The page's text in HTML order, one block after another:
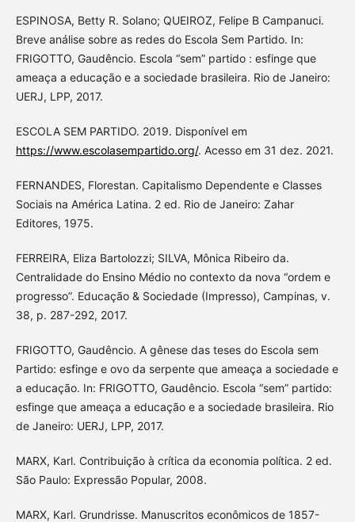
ESPINOSA, Betty R. Solano; QUEIROZ, Felipe B Campanuci.
Breve análise sobre as redes do Escola Sem Partido. In:
FRIGOTTO, Gaudêncio. Escola “sem” partido : esfinge que
ameaça a educação e a sociedade brasileira. Rio de Janeiro:
UERJ, LPP, 2017.
ESCOLA SEM PARTIDO. 2019. Disponível em
https://www.escolasempartido.org/. Acesso em 31 dez. 2021.
FERNANDES, Florestan. Capitalismo Dependente e Classes
Sociais na América Latina. 2 ed. Rio de Janeiro: Zahar
Editores, 1975.
FERREIRA, Eliza Bartolozzi; SILVA, Mônica Ribeiro da.
Centralidade do Ensino Médio no contexto da nova “ordem e
progresso”. Educação & Sociedade (Impresso), Campinas, v.
38, p. 287-292, 2017.
FRIGOTTO, Gaudêncio. A gênese das teses do Escola sem
Partido: esfinge e ovo da serpente que ameaça a sociedade e
a educação. In: FRIGOTTO, Gaudêncio. Escola “sem” partido:
esfinge que ameaça a educação e a sociedade brasileira. Rio
de Janeiro: UERJ, LPP, 2017.
MARX, Karl. Contribuição à crítica da economia política. 2 ed.
São Paulo: Expressão Popular, 2008.
MARX, Karl. Grundrisse. Manuscritos econômicos de 1857-